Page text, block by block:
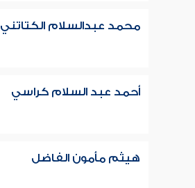
محمد عبدالسلام الكتاتني
أحمد عبد السلام كراسي
هيثم مأمون الفاضل